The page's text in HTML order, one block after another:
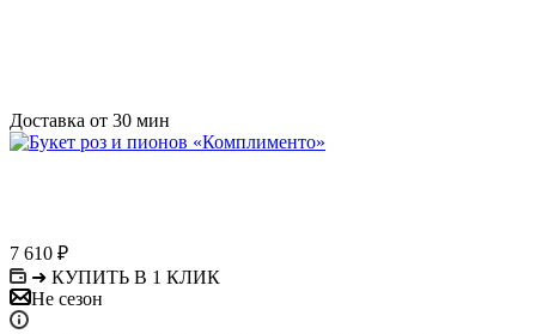
Доставка от 30 мин
7 610 ₽
➜ КУПИТЬ В 1 КЛИК
Не сезон